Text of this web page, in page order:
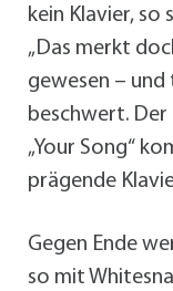
kein Klavier, so
„Das merkt
gewesen – und
beschwert. Der
„Your Song“
prägende
Gegen Ende
so mit